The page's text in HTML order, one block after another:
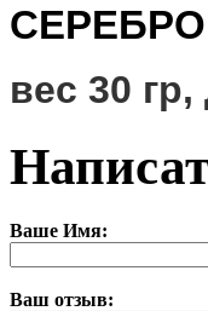
вес 30
Ваше Имя:
Ваш отзыв: